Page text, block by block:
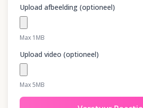
Upload afbeelding (optioneel)
Max 1MB
Upload video (optioneel)
Max 5MB